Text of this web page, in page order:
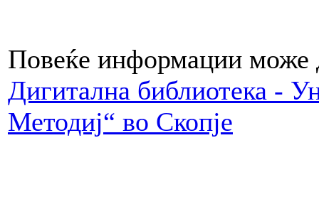
Повеќе информации може
Дигитална библиотека -
Методиј“ во Скопје